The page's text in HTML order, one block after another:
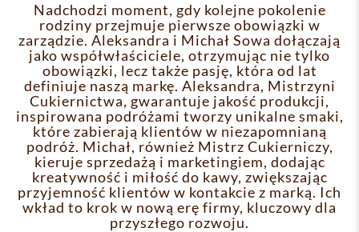
Nadchodzi moment, gdy kolejne pokolenie
rodziny przejmuje pierwsze obowiązki w
zarządzie. Aleksandra i Michał Sowa dołączają
jako współwłaściciele, otrzymując nie tylko
obowiązki, lecz także pasję, która od lat
definiuje naszą markę. Aleksandra, Mistrzyni
Cukiernictwa, gwarantuje jakość produkcji,
inspirowana podróżami tworzy unikalne smaki,
które zabierają klientów w niezapomnianą
podróż. Michał, również Mistrz Cukierniczy,
kieruje sprzedażą i marketingiem, dodając
kreatywność i miłość do kawy, zwiększając
przyjemność klientów w kontakcie z marką. Ich
wkład to krok w nową erę firmy, kluczowy dla
przyszłego rozwoju.